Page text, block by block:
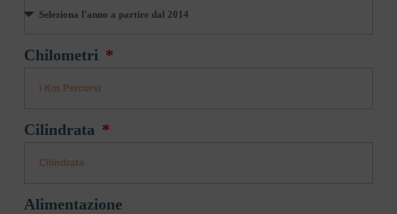
Chilometri
Cilindrata
Alimentazione